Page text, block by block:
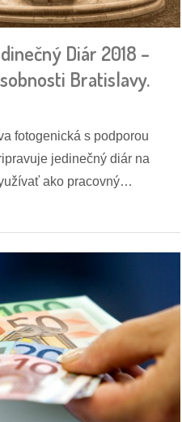
Diár 2018 –
Bratislavy.
fotogenická s podporou
jedinečný diár na
ako pracovný…